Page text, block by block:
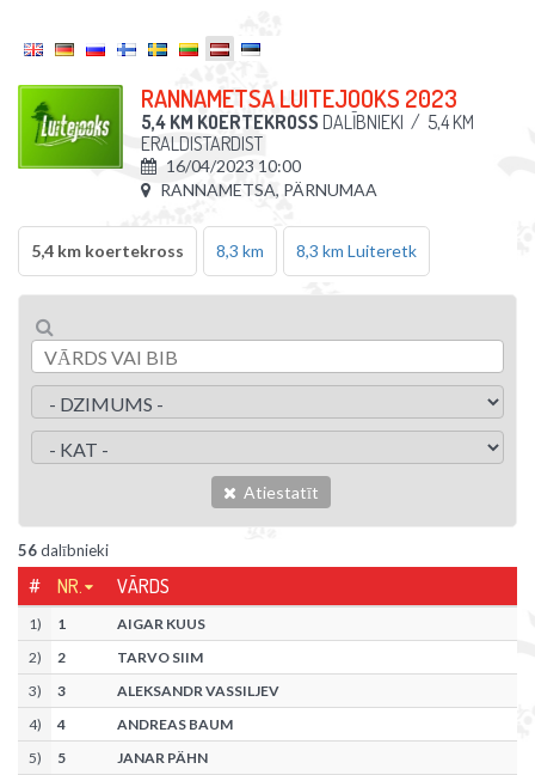
RANNAMETSA LUITEJOOKS 2023
5,4 KM KOERTEKROSS DALĪBNIEKI / 5,4 KM
ERALDISTARDIST
16/04/2023 10:00
RANNAMETSA, PÄRNUMAA
5,4 km koertekross 8,3 km 8,3 km Luiteretk
Atiestatīt
56dalībnieki
# NR. VĀRDS
1) 1
AIGAR KUUS
2) 2
TARVO SIIM
3) 3
ALEKSANDR VASSILJEV
4) 4
ANDREAS BAUM
5) 5
JANAR PÄHN